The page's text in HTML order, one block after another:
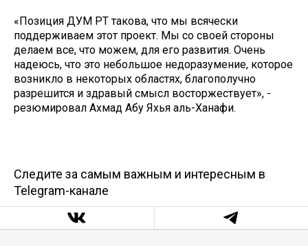
«Позиция ДУМ РТ такова, что мы всячески
поддерживаем этот проект. Мы со своей стороны
делаем все, что можем, для его развития. Очень
надеюсь, что это небольшое недоразумение, которое
возникло в некоторых областях, благополучно
разрешится и здравый смысл восторжествует», -
резюмировал Ахмад Абу Яхья аль-Ханафи.
Следите за самым важным и интересным в
Telegram-канале